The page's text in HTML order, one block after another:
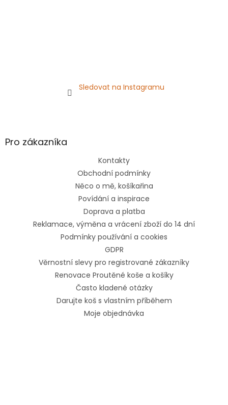
Sledovat na Instagramu
Pro zákazníka
Kontakty
Obchodní podmínky
Něco o mě, košíkařina
Povídání a inspirace
Doprava a platba
Reklamace, výměna a vrácení zboží do 14 dní
Podmínky používání a cookies
GDPR
Věrnostní slevy pro registrované zákazníky
Renovace Proutěné koše a košíky
Často kladené otázky
Darujte koš s vlastním příběhem
Moje objednávka